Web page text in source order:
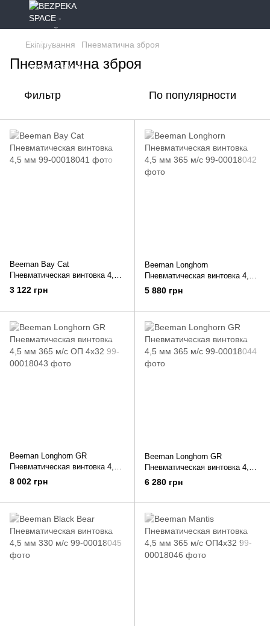
Екіпірування Пневматична зброя
Пневматична зброя
Фильтр По популярности
Beeman Bay Cat
Пневматическая винтовка 4,5
мм
3 122 грн
Beeman Longhorn
Пневматическая винтовка 4,5
мм 365 м/с
5 880 грн
Beeman Longhorn GR
Пневматическая винтовка 4,5
мм 365 м/с ОП 4x32
8 002 грн
Beeman Longhorn GR
Пневматическая винтовка 4,5
мм 365 м/с
6 280 грн